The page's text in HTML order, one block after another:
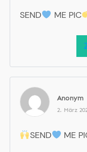
SEND ME PIC
Anonym
2. März
SEND ME